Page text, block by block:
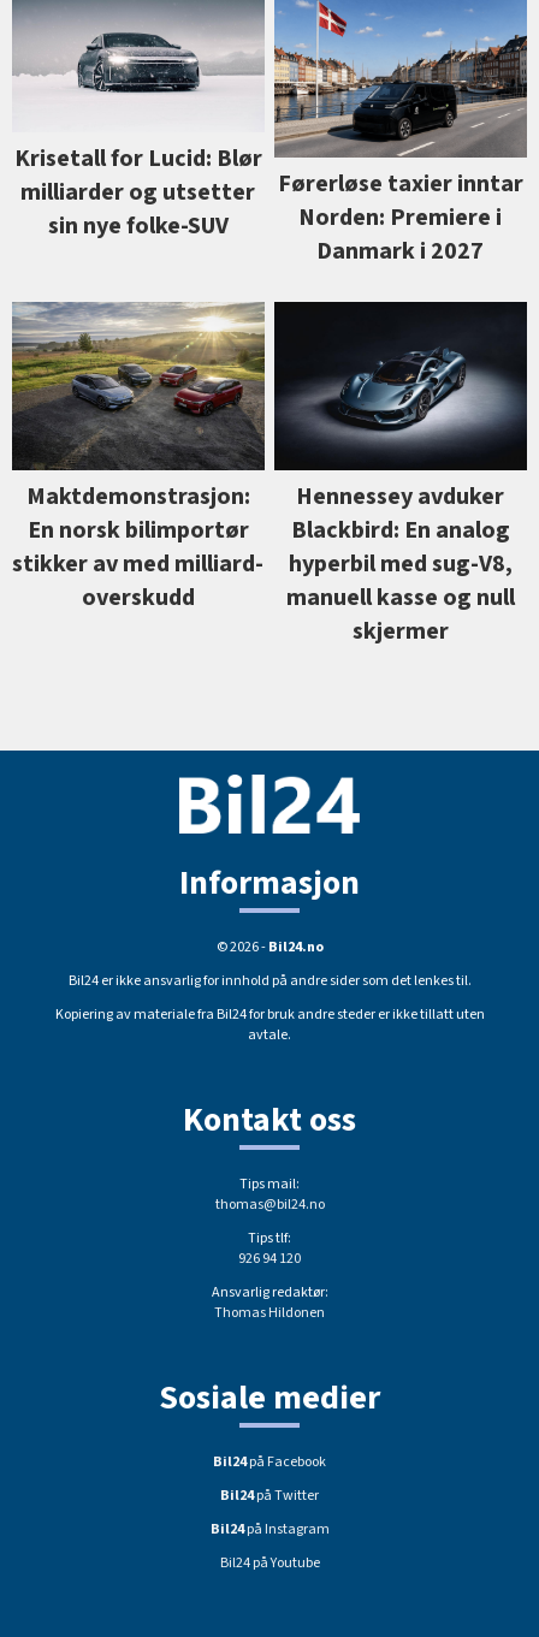
Krisetall for Lucid: Blør
milliarder og utsetter
sin nye folke-SUV
Førerløse taxier inntar
Norden: Premiere i
Danmark i 2027
Maktdemonstrasjon:
En norsk bilimportør
stikker av med milliard-
overskudd
Hennessey avduker
Blackbird: En analog
hyperbil med sug-V8,
manuell kasse og null
skjermer
Informasjon
© 2026 -Bil24.no
Bil24 er ikke ansvarlig for innhold på andre sider som det lenkes til.
Kopiering av materiale fra Bil24 for bruk andre steder er ikke tillatt uten
avtale.
Kontakt oss
Tips mail:
thomas@bil24.no
Tips tlf:
926 94 120
Ansvarlig redaktør:
Thomas Hildonen
Sosiale medier
Bil24på Facebook
Bil24på Twitter
Bil24på Instagram
Bil24 på Youtube